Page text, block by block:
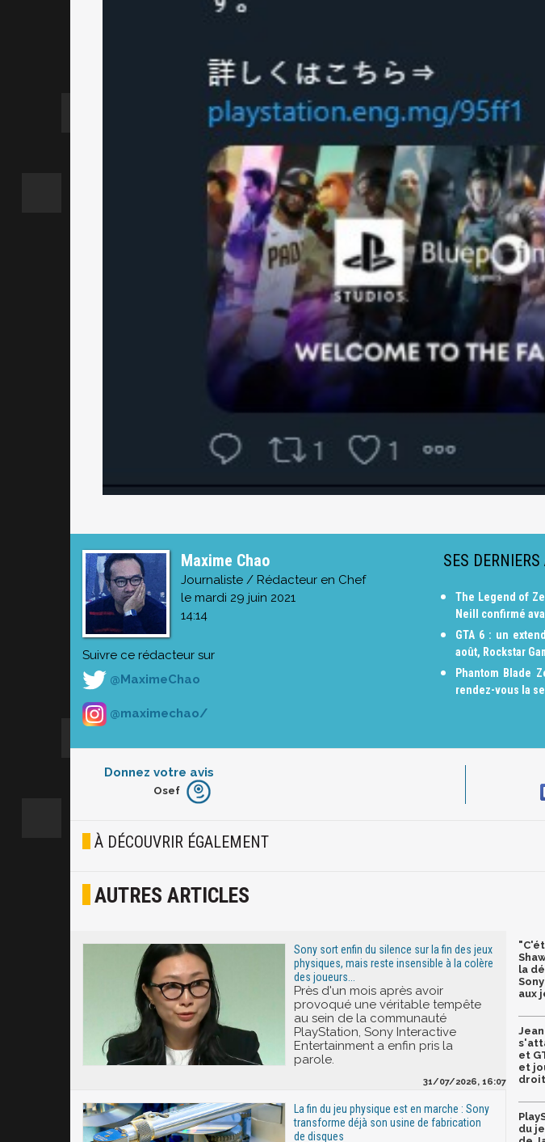
Maxime Chao
Journaliste / Rédacteur en Chef
le mardi 29 juin 2021
14:14
Suivre ce rédacteur sur
@MaximeChao
@maximechao/
SES DERNIERS
The Legend of
Neill confirmé
GTA 6 : un
août, Rockstar
Phantom Blade
rendez-vous la
Donnez votre avis
Furieux
Joyeux
Osef
À DÉCOUVRIR ÉGALEMENT
AUTRES ARTICLES
Sony sort enfin du silence sur la fin des jeux
physiques, mais reste insensible à la colère
des joueurs...
Près d'un mois après avoir
provoqué une véritable tempête
au sein de la communauté
PlayStation, Sony Interactive
Entertainment a enfin pris la
parole.
31/07/2026, 16:07
La fin du jeu physique est en marche : Sony
transforme déjà son usine de fabrication
de disques
la
aux
et
et
du